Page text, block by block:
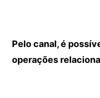
Pelo canal, é
operações